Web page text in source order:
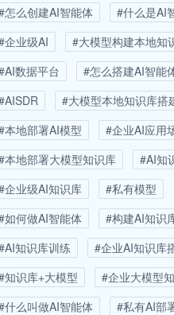
怎么创建AI智能体
#什么是AI
企业级AI
#大模型构建本地知
数据平台
#怎么搭建AI智能
#大模型本地知识库搭
本地部署AI模型
#企业AI应用
本地部署大模型知识库
#AI知
企业级AI知识库
#私有模型
如何做AI智能体
#构建AI知识
知识库训练
#企业AI知识库
知识库+大模型
#企业大模型
什么叫做AI智能体
#私有AI部